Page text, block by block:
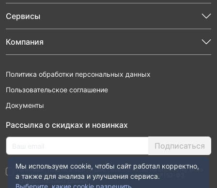
Сервисы
Компания
Политика обработки персональных данных
Пользовательское соглашение
Документы
Рассылка о скидках и новинках
Подписаться
Нажимая “Подписаться”, я даю свое согласие на обработку моих
персональных данных в соответствии с законом №152-ФЗ
“О персональных данных”
Мы используем cookie, чтобы сайт работал корректно,
а также для анализа и улучшения сервиса.
Выберите, какие cookie разрешить